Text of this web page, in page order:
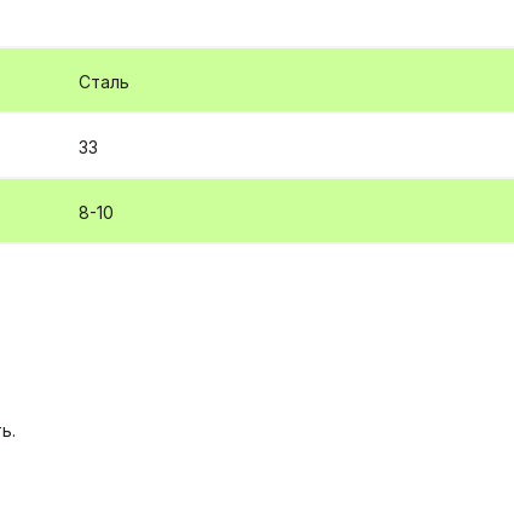
Сталь
33
8-10